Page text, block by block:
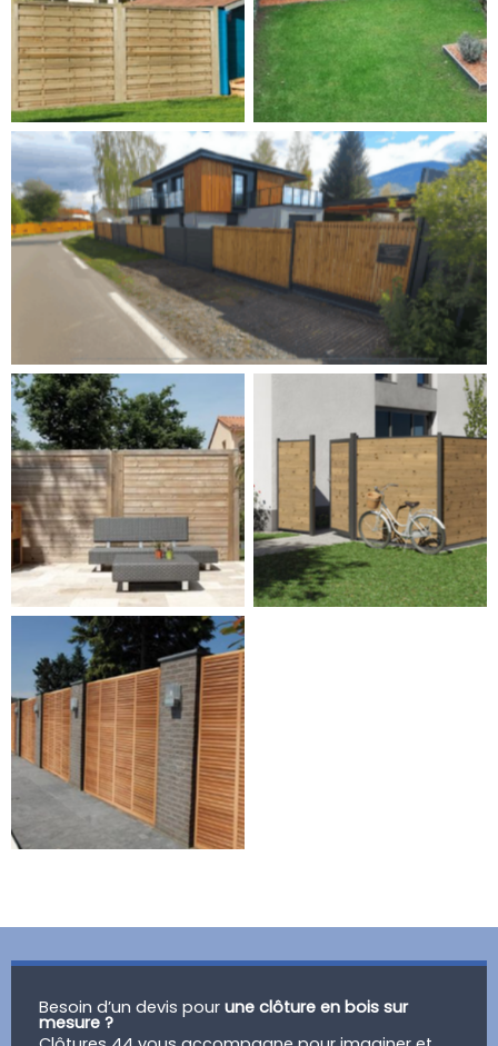
Cliquez pour agrandir Cliquez pour agrandir
Cliquez pour agrandir
Cliquez pour agrandir Cliquez pour agrandir
Cliquez pour agrandir
Besoin d’un devis pour une clôture en bois sur
mesure ?